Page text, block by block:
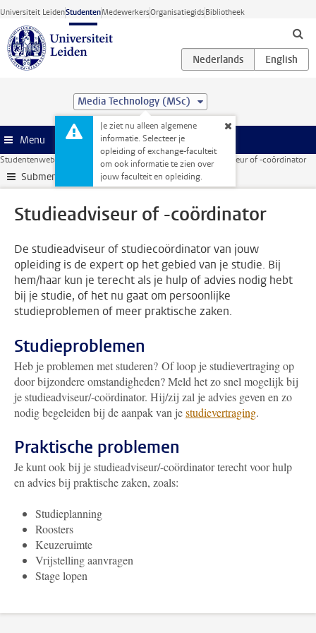
Ga direct naar de inhoud
Universiteit LeidenStudentenMedewerkersOrganisatiegidsBibliotheek
Media Technology (MSc)
Je ziet nu alleen algemene
informatie. Selecteer je
opleiding of exchange-faculteit
om ook informatie te zien over
jouw faculteit en opleiding.
Menu
Studentenwebsite Je opleiding Contact en advies Studieadviseur of -coördinator
Submenu
Studieadviseur of -coördinator
De studieadviseur of studiecoördinator van jouw
opleiding is de expert op het gebied van je studie. Bij
hem/haar kun je terecht als je hulp of advies nodig hebt
bij je studie, of het nu gaat om persoonlijke
studieproblemen of meer praktische zaken.
Studieproblemen
Heb je problemen met studeren? Of loop je studievertraging op
door bijzondere omstandigheden? Meld het zo snel mogelijk bij
je studieadviseur/-coördinator. Hij/zij zal je advies geven en zo
nodig begeleiden bij de aanpak van jestudievertraging.
Praktische problemen
Je kunt ook bij je studieadviseur/-coördinator terecht voor hulp
en advies bij praktische zaken, zoals:
Studieplanning
Roosters
Keuzeruimte
Vrijstelling aanvragen
Stage lopen